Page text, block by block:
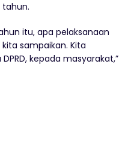
itu, apa pelaksanaan
sampaikan. Kita
kepada masyarakat,”